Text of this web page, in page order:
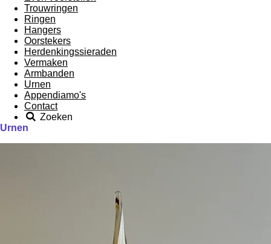
Trouwringen
Ringen
Hangers
Oorstekers
Herdenkingssieraden
Vermaken
Armbanden
Urnen
Appendiamo's
Contact
Zoeken
Urnen